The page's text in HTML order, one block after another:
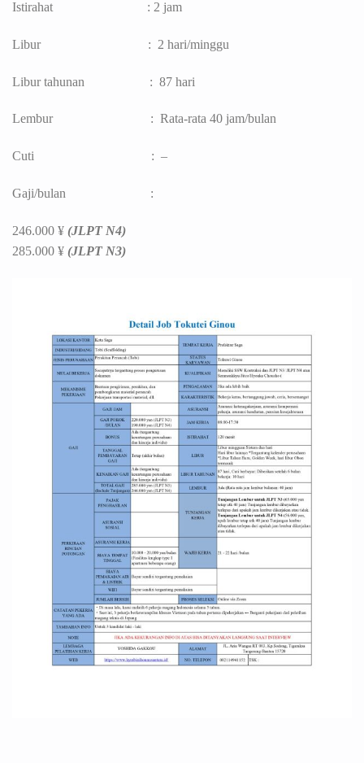
Istirahat : 2 jam
Libur : 2 hari/minggu
Libur tahunan : 87 hari
Lembur : Rata-rata 40 jam/bulan
Cuti : –
Gaji/bulan :
246.000 ¥ (JLPT N4)
285.000 ¥ (JLPT N3)